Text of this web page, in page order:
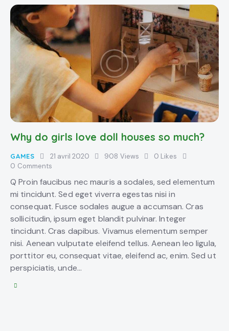
Why do girls love doll houses so much?
GAMES 21 avril 2020 908 Views 0 Likes
0 Comments
Q Proin faucibus nec mauris a sodales, sed elementum
mi tincidunt. Sed eget viverra egestas nisi in
consequat. Fusce sodales augue a accumsan. Cras
sollicitudin, ipsum eget blandit pulvinar. Integer
tincidunt. Cras dapibus. Vivamus elementum semper
nisi. Aenean vulputate eleifend tellus. Aenean leo ligula,
porttitor eu, consequat vitae, eleifend ac, enim. Sed ut
perspiciatis, unde…